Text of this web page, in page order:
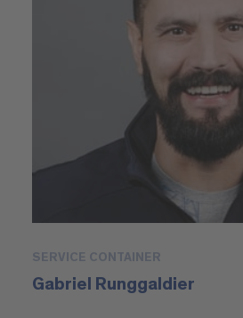
SERVICE CONTAINER
Gabriel Runggaldier